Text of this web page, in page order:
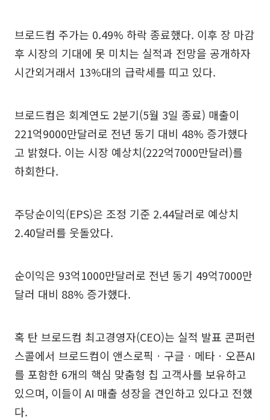
브로드컴 주가는 0.49% 하락 종료했다. 이후 장 마감
후 시장의 기대에 못 미치는 실적과 전망을 공개하자
시간외거래서 13%대의 급락세를 띠고 있다.
브로드컴은 회계연도 2분기(5월 3일 종료) 매출이
221억9000만달러로 전년 동기 대비 48% 증가했다
고 밝혔다. 이는 시장 예상치(222억7000만달러)를
하회한다.
주당순이익(EPS)은 조정 기준 2.44달러로 예상치
2.40달러를 웃돌았다.
순이익은 93억1000만달러로 전년 동기 49억7000만
달러 대비 88% 증가했다.
혹 탄 브로드컴 최고경영자(CEO)는 실적 발표 콘퍼런
스콜에서 브로드컴이 앤스로픽ㆍ구글ㆍ메타ㆍ오픈AI
를 포함한 6개의 핵심 맞춤형 칩 고객사를 보유하고
있으며, 이들이 AI 매출 성장을 견인하고 있다고 전했
다.